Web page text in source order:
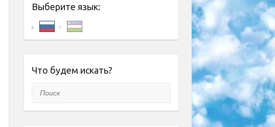
Выберите язык:
Что будем искать?
Поиск